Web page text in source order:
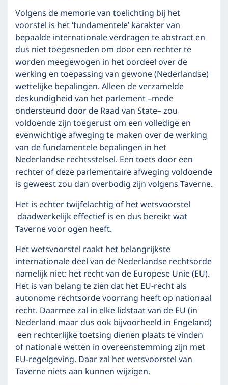
Volgens de memorie van toelichting bij het
voorstel is het ‘fundamentele’ karakter van
bepaalde internationale verdragen te abstract en
dus niet toegesneden om door een rechter te
worden meegewogen in het oordeel over de
werking en toepassing van gewone (Nederlandse)
wettelijke bepalingen. Alleen de verzamelde
deskundigheid van het parlement –mede
ondersteund door de Raad van State– zou
voldoende zijn toegerust om een volledige en
evenwichtige afweging te maken over de werking
van de fundamentele bepalingen in het
Nederlandse rechtsstelsel. Een toets door een
rechter of deze parlementaire afweging voldoende
is geweest zou dan overbodig zijn volgens Taverne.
Het is echter twijfelachtig of het wetsvoorstel
daadwerkelijk effectief is en dus bereikt wat
Taverne voor ogen heeft.
Het wetsvoorstel raakt het belangrijkste
internationale deel van de Nederlandse rechtsorde
namelijk niet: het recht van de Europese Unie (EU).
Het is van belang te zien dat het EU-recht als
autonome rechtsorde voorrang heeft op nationaal
recht. Daarmee zal in elke lidstaat van de EU (in
Nederland maar dus ook bijvoorbeeld in Engeland)
een rechterlijke toetsing dienen plaats te vinden
of nationale wetten in overeenstemming zijn met
EU-regelgeving. Daar zal het wetsvoorstel van
Taverne niets aan kunnen wijzigen.